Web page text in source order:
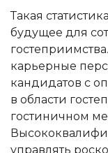
Такая
будущее для
карьерные
кандидатов с
в области
гостиничном
управлять